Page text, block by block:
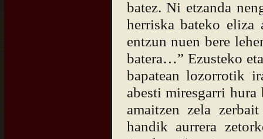
batez. Ni etzanda
herriska bateko eliza
entzun nuen bere
batera…” Ezusteko
bapatean lozorrotik
abesti miresgarri
amaitzen zela
handik aurrera